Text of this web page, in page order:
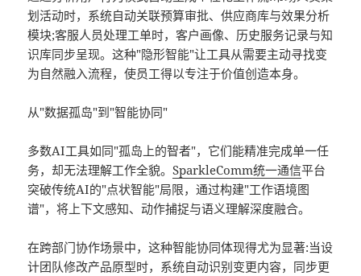
划活动时，系统自动关联预算审批、供应商库与效果分析
模块;客服人员处理工单时，客户画像、历史服务记录与知
识库同步呈现。这种"隐形智能"让工具从需要主动寻找变
为自然融入流程，使员工得以专注于价值创造本身。
从"数据孤岛"到"智能协同"
多数AI工具如同"孤岛上的智者"，它们能精准完成单一任
务，却无法理解工作全貌。SparkleComm统一通信平台
突破传统AI的"点状智能"局限，通过构建"工作语境图
谱"，将上下文感知、动作捕捉与语义理解深度融合。
在跨部门协作场景中，这种智能协同体现得尤为显著:当设
计团队修改产品原型时，系统自动识别变更内容，同步更